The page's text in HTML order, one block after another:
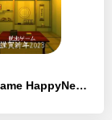
Escape game HappyNewYear 2023 - [MOD Бесконечные деньги]